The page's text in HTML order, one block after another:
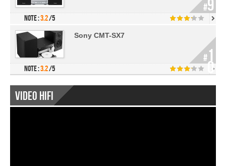
Note :3.2/5
#9
Sony CMT-SX7
Note :3.2/5
#1
0
Video Hifi